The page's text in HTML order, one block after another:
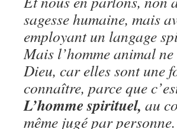
sagesse humaine, mais
employant un langage
Mais l’homme animal
Dieu, car elles sont une
connaître, parce que
L’homme spirituel, au
même jugé par personne.